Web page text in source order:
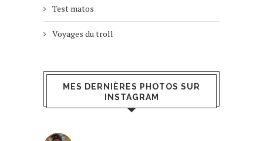
Test matos
Voyages du troll
MES DERNIÈRES PHOTOS SUR
INSTAGRAM